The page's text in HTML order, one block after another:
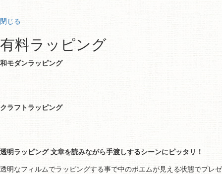
閉じる
有料ラッピング
和モダンラッピング
クラフトラッピング
透明ラッピング 文章を読みながら手渡しするシーンにピッタリ！
透明なフィルムでラッピングする事で中のポエムが見える状態でプレゼ